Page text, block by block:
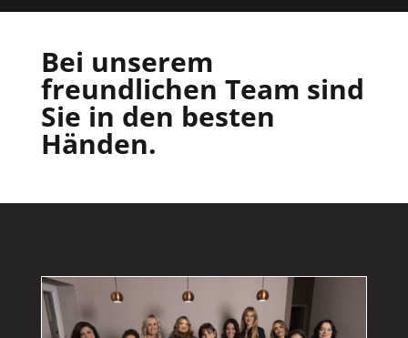
Bei unserem
freundlichen Team sind
Sie in den besten
Händen.